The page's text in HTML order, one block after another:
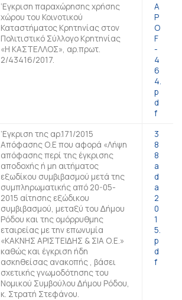
‘Εγκριση παραχώρησης χρήσης
χώρου του Κοινοτικού
Καταστήματος Κρητηνίας στον
Πολιτιστικό Σύλλογο Κρητηνίας
«Η ΚΑΣΤΕΛΛΟΣ», αρ.πρωτ.
2/43416/2017.
A
P
O
F
-
4
6
4.
p
d
f
‘Εγκριση της αρ.171/2015
Απόφασης Ο.Ε που αφορά «Λήψη
απόφασης περί της έγκρισης
αποδοχής ή µη αιτήµατος
εξωδίκου συµβιβασµού µετά της
συµπληρωµατικής από 20-05-
2015 αίτησης εξώδικου
συµβιβασµού, µεταξύ του ∆ήµου
Ρόδου και της οµόρρυθµης
εταιρείας µε την επωνυµία
«ΚΑΚΝΗΣ ΑΡΙΣΤΕΙ∆ΗΣ & ΣΙΑ Ο.Ε.»
καθώς και έγκριση ήδη
ασκηθείσας ανακοπής , βάσει
σχετικής γνωµοδότησης του
Νοµικού Συµβούλου ∆ήµου Ρόδου,
κ. Στρατή Στεφάνου.
3
8
8
a
d
a
2
0
1
5.
p
d
f